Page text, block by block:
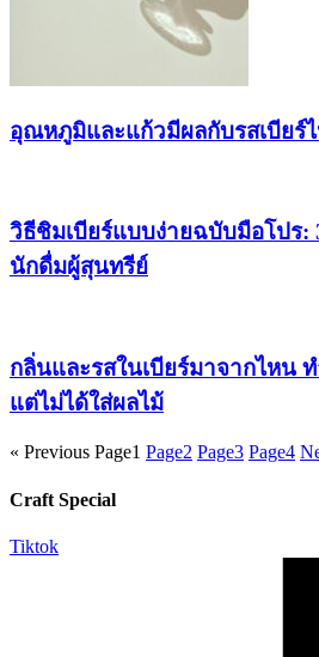
อุณหภูมิและแก้วมีผลกับรสเบียร์
วิธีชิมเบียร์แบบง่ายฉบับมือโปร:
นักดื่มผู้สุนทรีย์
กลิ่นและรสในเบียร์มาจากไหน
แต่ไม่ได้ใส่ผลไม้
« Previous Page1 Page2 Page3 Page4
Craft Special
Tiktok